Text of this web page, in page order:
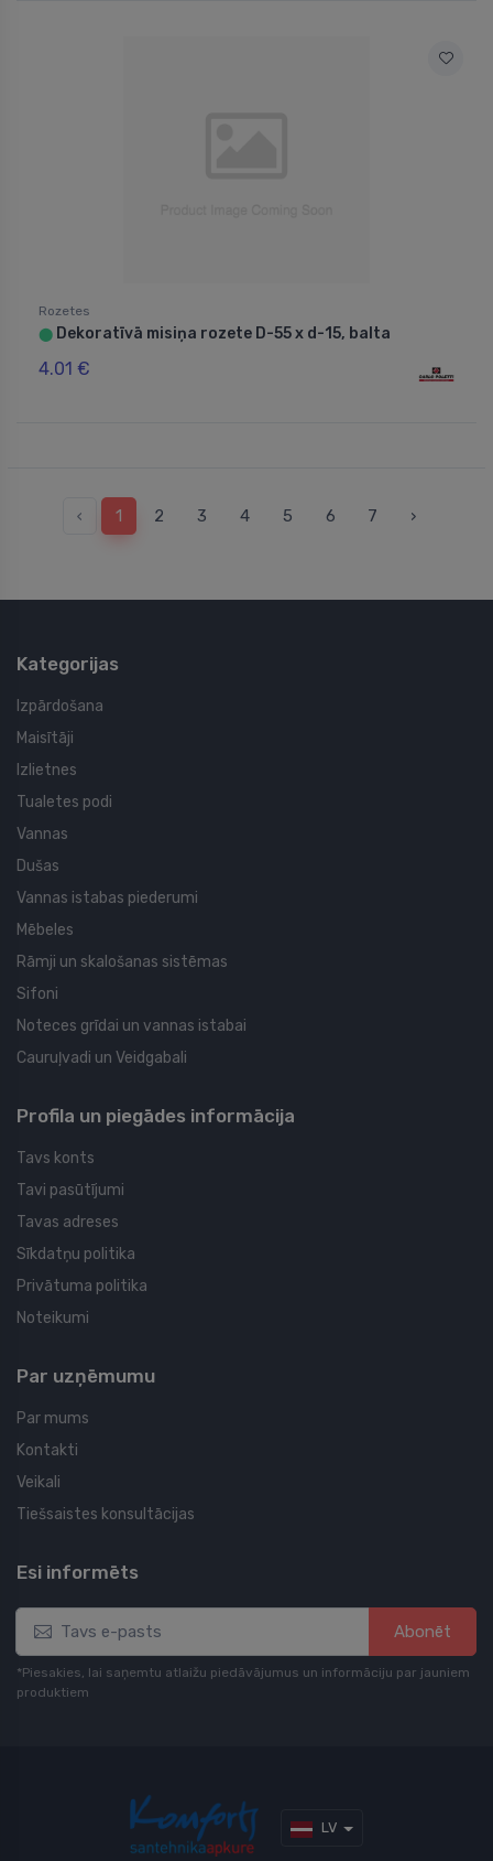
Rozetes
⬤ Dekoratīvā misiņa rozete D-55 x d-15, balta
4.01 €
‹ 1 2 3 4 5 6 7 ›
Kategorijas
Izpārdošana
Maisītāji
Izlietnes
Tualetes podi
Vannas
Dušas
Vannas istabas piederumi
Mēbeles
Rāmji un skalošanas sistēmas
Sifoni
Noteces grīdai un vannas istabai
Cauruļvadi un Veidgabali
Profila un piegādes informācija
Tavs konts
Tavi pasūtījumi
Tavas adreses
Sīkdatņu politika
Privātuma politika
Noteikumi
Par uzņēmumu
Par mums
Kontakti
Veikali
Tiešsaistes konsultācijas
Esi informēts
Abonēt
*Piesakies, lai saņemtu atlaižu piedāvājumus un informāciju par jauniem
produktiem
LV